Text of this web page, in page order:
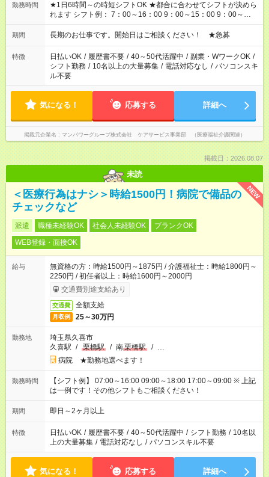
勤務時間
★1日6時間～の時短シフトOK ★都合に合わせてシフトが決めら
れます シフト例： 7：00～16：00 9：00～15：00 9：00～
18：00 11：00～20：00 など ※Wワークの場合、他のお仕事と
合わせ週40時間超の就業はご案内できません ※法令に基づき、
派遣法（日雇い派遣の原則禁止）により、短時間・短期間の就
業はご案内が難しい場合があります
期間 長期のお仕事です。開始日はご相談ください！ ★急募
特徴 日払いOK / 履歴書不要 / 40～50代活躍中 / 副業・WワークOK /
シフト勤務 / 10名以上の大量募集 / 電話対応なし / パソコンスキ
ル不要
気になる！ 応募する 詳細へ
掲載元企業名 マンパワーグループ株式会社 ケアサービス事業部 （医療福祉介護関連）
掲載日：2026.08.07
未読
NEW
＜医療行為はナシ＞時給1500円！病院で備品の
チェックなど
派遣 職種未経験OK 社会人未経験OK
ブランクOK
WEB登録・面接OK
給与
無資格の方：時給1500円～1875円 / 介護福祉士：時給1800円～
2250円 / 初任者以上：時給1600円～2000円
交通費別途支給あり
交通費 全額支給
月収例 25～30万円
勤務地
埼玉県久喜市
久喜駅 / 栗橋駅 / 南栗橋駅 / …
病院 ★勤務地選べます！
勤務時間
【シフト例】 07:00～16:00 09:00～18:00 17:00～09:00 ※ 上記
は一例です！その他シフトもご相談ください！
期間 即日～2ヶ月以上
特徴 日払いOK / 履歴書不要 / 40～50代活躍中 / シフト勤務 / 10名以
上の大量募集 / 電話対応なし / パソコンスキル不要
気になる！ 応募する 詳細へ